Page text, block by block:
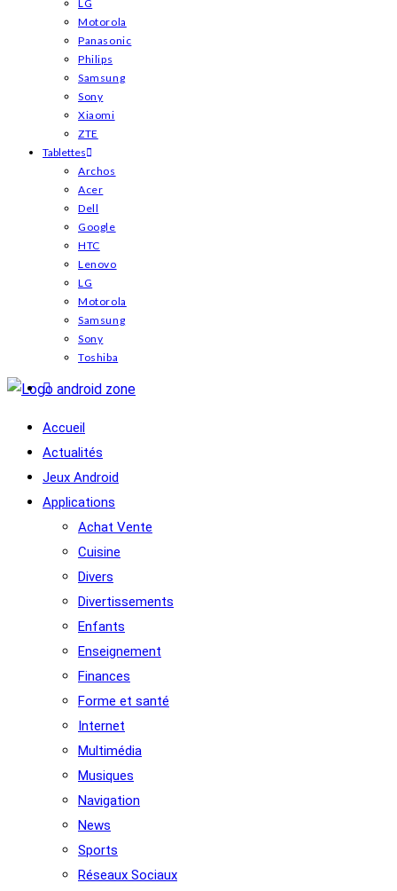
LG
Motorola
Panasonic
Philips
Samsung
Sony
Xiaomi
ZTE
Tablettes
Archos
Acer
Dell
Google
HTC
Lenovo
LG
Motorola
Samsung
Sony
Toshiba
Accueil
Actualités
Jeux Android
Applications
Achat Vente
Cuisine
Divers
Divertissements
Enfants
Enseignement
Finances
Forme et santé
Internet
Multimédia
Musiques
Navigation
News
Sports
Réseaux Sociaux